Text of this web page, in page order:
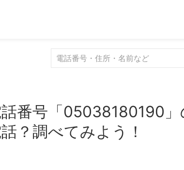
番号「05038180190
？調べてみよう！